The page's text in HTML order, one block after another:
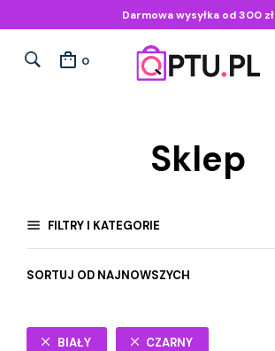
Darmowa wysyłka od 300 zł
0
Sklep
FILTRY I KATEGORIE
BIAŁY
CZARNY